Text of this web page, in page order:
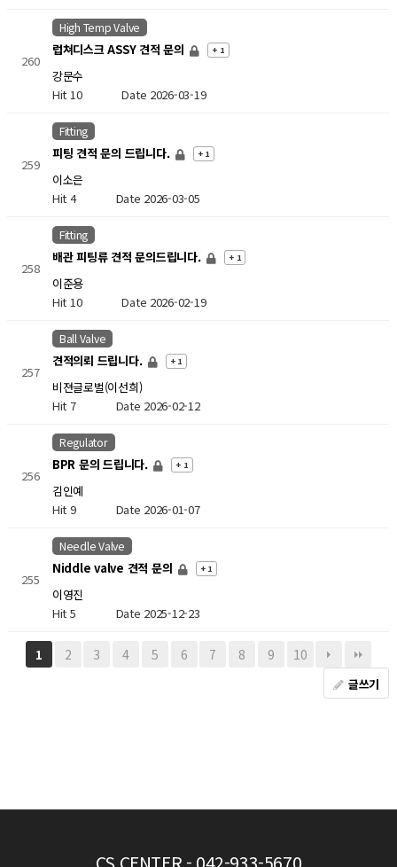
260
High Temp Valve
럽쳐디스크 ASSY 견적 문의 + 1
강문수
Hit 10Date 2026-03-19
259
Fitting
피팅 견적 문의 드립니다. + 1
이소은
Hit 4 Date 2026-03-05
258
Fitting
배관 피팅류 견적 문의드립니다. + 1
이준용
Hit 10Date 2026-02-19
257
Ball Valve
견적의뢰 드립니다. + 1
비젼글로벌(이선희)
Hit 7 Date 2026-02-12
256
Regulator
BPR 문의 드립니다. + 1
김인예
Hit 9 Date 2026-01-07
255
Needle Valve
Niddle valve 견적 문의 + 1
이영진
Hit 5 Date 2025-12-23
1 2 3 4 5 6 7 8 9 10
글쓰기